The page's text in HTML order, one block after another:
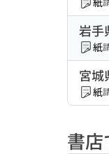
岩手
紙
宮城
紙
書店